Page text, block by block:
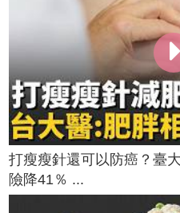
打瘦瘦針還可以防癌？臺
險降41％ ...